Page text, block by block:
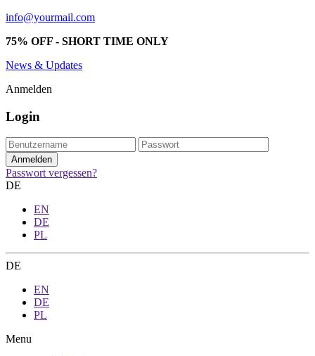
info@yourmail.com
75% OFF - SHORT TIME ONLY
News & Updates
Anmelden
Login
Passwort vergessen?
DE
EN
DE
PL
DE
EN
DE
PL
Menu